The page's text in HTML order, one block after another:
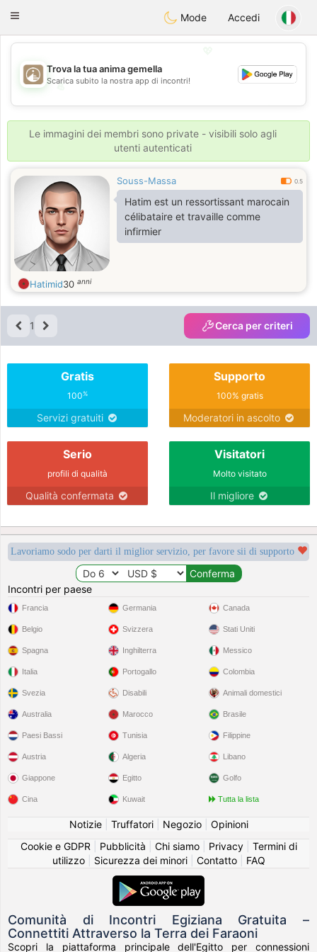
ahebik
Toggle
Mode Accedi
💖
💕
💕
Trova la tua anima gemella
Scarica subito la nostra app di incontri!
Le immagini dei membri sono private - visibili solo agli
utenti autenticati
Souss-Massa 0.5
Hatim est un ressortissant marocain
célibataire et travaille comme
infirmier
Hatimid30 anni
1 Cerca per criteri
Gratis
100%
Servizi gratuiti
Supporto
100% gratis
Moderatori in ascolto
Serio
profili di qualità
Qualità confermata
Visitatori
Molto visitato
Il migliore
Lavoriamo sodo per darti il miglior servizio, per favore sii di supporto
Incontri per paese
Francia
Belgio
Spagna
Italia
Svezia
Germania
Svizzera
Inghilterra
Portogallo
Disabili
Canada
Stati Uniti
Messico
Colombia
Animali domestici
Australia
Paesi Bassi
Austria
Giappone
Cina
Marocco
Tunisia
Algeria
Egitto
Kuwait
Brasile
Filippine
Libano
Golfo
Tutta la lista
Notizie| Truffatori| Negozio| Opinioni
Cookie e GDPR
Pubblicità Chi siamo| Privacy| Termini di
utilizzo| Sicurezza dei minori| Contatto| FAQ
Comunità di Incontri Egiziana Gratuita –
Connettiti Attraverso la Terra dei Faraoni
Scopri la piattaforma principale dell'Egitto per connessioni